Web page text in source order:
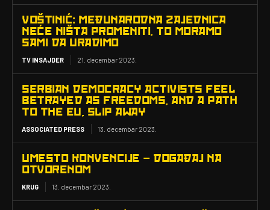
VOŠTINIĆ: MEĐUNARODNA ZAJEDNICA
NEĆE NIŠTA PROMENITI, TO MORAMO
SAMI DA URADIMO
TV INSAJDER 21. decembar 2023.
SERBIAN DEMOCRACY ACTIVISTS FEEL
BETRAYED AS FREEDOMS, AND A PATH
TO THE EU, SLIP AWAY
ASSOCIATED PRESS 13. decembar 2023.
UMESTO KONVENCIJE – DOGAĐAJ NA
OTVORENOM
KRUG 13. decembar 2023.